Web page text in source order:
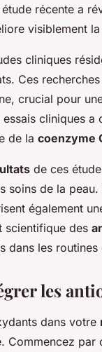
récente a
visiblement
cliniques
Ces
crucial pour
essais cliniques
de la coenzyme
de ces
soins de la
également
scientifique des
dans les routines
les
dans votre
Commencez par